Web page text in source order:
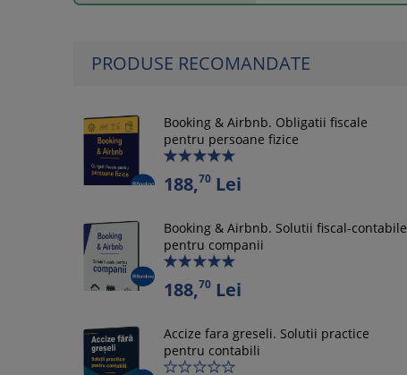
PRODUSE RECOMANDATE
Booking & Airbnb. Obligatii fiscale
pentru persoane fizice
188,70 Lei
Booking & Airbnb. Solutii fiscal-contabile
pentru companii
188,70 Lei
Accize fara greseli. Solutii practice
pentru contabili